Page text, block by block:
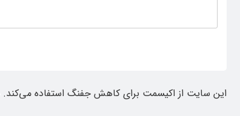
این سایت از اکیسمت برای کاهش جفنگ استفاده می‌کند.